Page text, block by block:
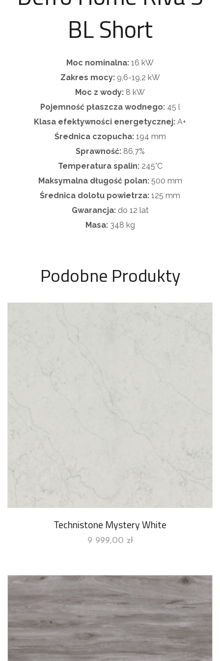
BL Short
Moc nominalna: 16 kW
Zakres mocy: 9,6-19,2 kW
Moc z wody: 8 kW
Pojemność płaszcza wodnego: 45 l
Klasa efektywności energetycznej: A+
Średnica czopucha: 194 mm
Sprawność: 86,7%
Temperatura spalin: 245°C
Maksymalna długość polan: 500 mm
Średnica dolotu powietrza: 125 mm
Gwarancja: do 12 lat
Masa: 348 kg
Podobne Produkty
Technistone Mystery White
9 999,00 zł